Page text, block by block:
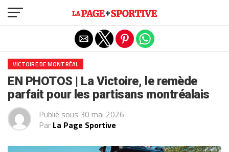
VICTOIRE DE MONTRÉAL
EN PHOTOS | La Victoire, le remède
parfait pour les partisans montréalais
Publié sous 30 mai 2026
Par La Page Sportive
Exit mobile version